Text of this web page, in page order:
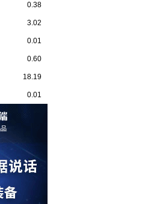
0.38
3.02
0.01
0.60
18.19
0.01